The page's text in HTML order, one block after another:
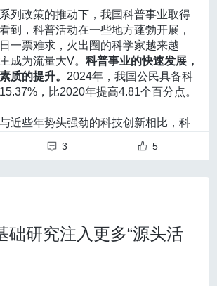
备功能。上述检查不仅用于明确缺血严重
征的评估具有重要的参考作用。
：手术指征、时机与术式选择
烟雾病的血运重建适应证
据临床表型和脑血流动力学状态，分别对
缺血型烟雾病（反复TIA或脑梗死），建
建，以降低卒中复发和致残风险。
指南》指出血运重建在预防再出血方面优
定期实施血运重建。
的成人烟雾病，如临床完全无症状且脑血
蚊子叮咬后应当怎么办？
挠可能会出现“越抓越痒、越痒越抓”的
致皮肤破损，增加感染风险。那么有
法呢？
咬后瘙痒和肿胀的简单有效方法。可
巾敷在叮咬部位，一般需要10至20分
据个人感受灵活调整。期间如温度上
补加冷水。 其作用机制主要是降低皮
周围神经纤维传导速度，降低瘙痒感
制瘙痒信号传递；同时，冷敷能使皮
减少炎症介质向组织的扩散，有助于
的外用止痒剂，常含薄荷脑、樟脑等
皮肤的冷觉感受器，带来清凉感，同
痒信号的传递。通常在涂抹后5至10分
、各应用场景的标识方法等组织编制
、实践指南，将在《标识办法》发布
如何在当代把一篇神话故事讲得这么受
这部爆火大片之后，李彬认为上述问
吒故事的起源找起。由古印度神话人
是《封神演义》中的重要角色，在原
变的过程中体现了民间的反抗精神。
神演义》因借系统全面的文风融合了
文学作品中的神明体系，并沉淀了契
构的诸多文化因素而深受普通民众喜
神演义》“人物情节天马行空，打来打
神话故事特别适合由兼具通俗性、大
科技属性的电影媒介来表现。
事新编”系列电影的第二部，《哪吒2》
秀的连贯性。
众群体的心理需要进行改编，兼顾了
情感。例如，哪吒形象看起来有些邪魅
，变身后英姿飒爽、兼有朝气和温情。
派敖丙由恶少被改编成与哪吒二位一
搭档，第一部电影中的反面角色申公豹
列政策的推动下，我国科普事业取得
到，科普活动在一些地方蓬勃开展，
一票难求，火出圈的科学家越来越
成为流量大V。科普事业的快速发展，
质的提升。 2024年，我国公民具备科
，比2020年提高4.81个百分点。
近些年势头强劲的科技创新相比，科
，科普主体单一……在加快建设科技强
科技自立自强奠定坚实基础。
对大学生、青年科研工作者等科研队
这一群体是未来科技创新的“种子选
不是传统的通识教育，不是浅层的知识
3 5
础研究注入更多“源头活